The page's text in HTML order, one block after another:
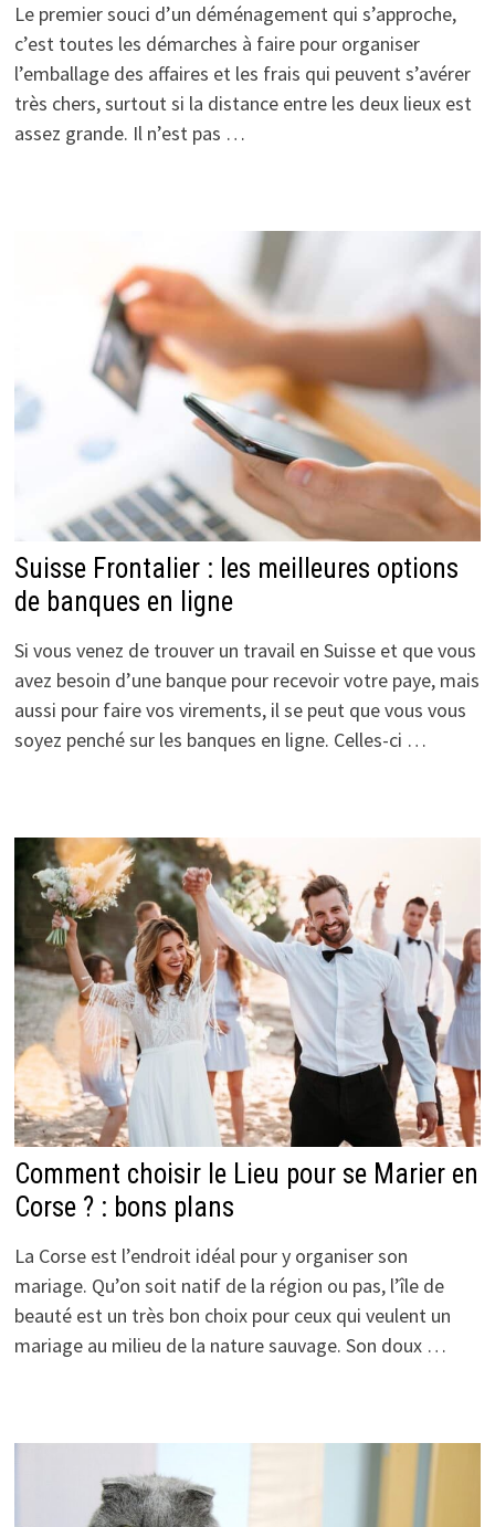
Le premier souci d’un déménagement qui s’approche,
c’est toutes les démarches à faire pour organiser
l’emballage des affaires et les frais qui peuvent s’avérer
très chers, surtout si la distance entre les deux lieux est
assez grande. Il n’est pas …
Suisse Frontalier : les meilleures options
de banques en ligne
Si vous venez de trouver un travail en Suisse et que vous
avez besoin d’une banque pour recevoir votre paye, mais
aussi pour faire vos virements, il se peut que vous vous
soyez penché sur les banques en ligne. Celles-ci …
Comment choisir le Lieu pour se Marier en
Corse ? : bons plans
La Corse est l’endroit idéal pour y organiser son
mariage. Qu’on soit natif de la région ou pas, l’île de
beauté est un très bon choix pour ceux qui veulent un
mariage au milieu de la nature sauvage. Son doux …